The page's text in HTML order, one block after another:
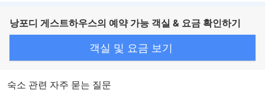
낭포디 게스트하우스의 예약 가능 객실 & 요금 확인하기
객실 및 요금 보기
숙소 관련 자주 묻는 질문